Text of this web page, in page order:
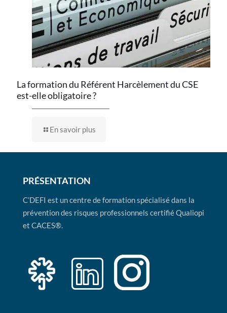
La formation du Référent Harcèlement du CSE
est-elle obligatoire ?
En savoir plus
PRÉSENTATION
C’DEFI est un centre de formation spécialisé dans la
prévention des risques professionnels certifié Qualiopi
et CACES®.